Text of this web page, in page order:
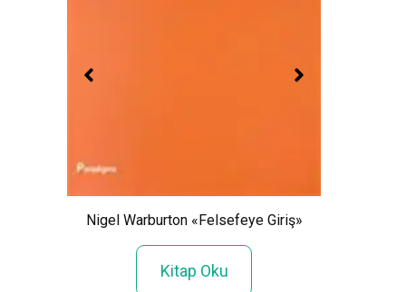
Nigel Warburton «Felsefeye Giriş»
Kitap Oku